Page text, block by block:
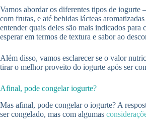
Vamos abordar os diferentes tipos de iogurte
com frutas, e até bebidas lácteas
entender quais deles são mais indicados para
esperar em termos de textura e sabor ao
Além disso, vamos esclarecer se o valor
tirar o melhor proveito do iogurte após ser
Afinal, pode congelar iogurte?
Mas afinal, pode congelar o iogurte? A
ser congelado, mas com algumas